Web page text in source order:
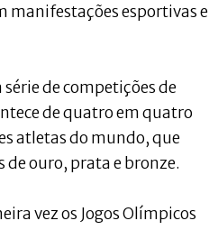
manifestações esportivas e
de competições de
de quatro em quatro
atletas do mundo, que
ouro, prata e bronze.
vez os Jogos Olímpicos